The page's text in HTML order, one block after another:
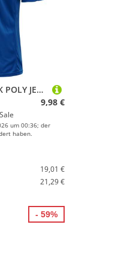
Hummel hmlCORE XK POLY JERSEY S/S - TRUE BLUE - M
9,98 €
um 00:36; der
haben.
19,01 €
21,29 €
- 59%